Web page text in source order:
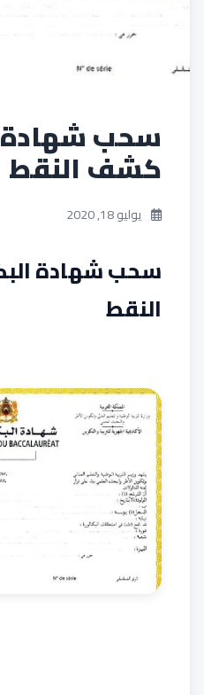
سحب شهادة
كشف النقط
يوليو 18, 2020
سحب شهادة
النقط